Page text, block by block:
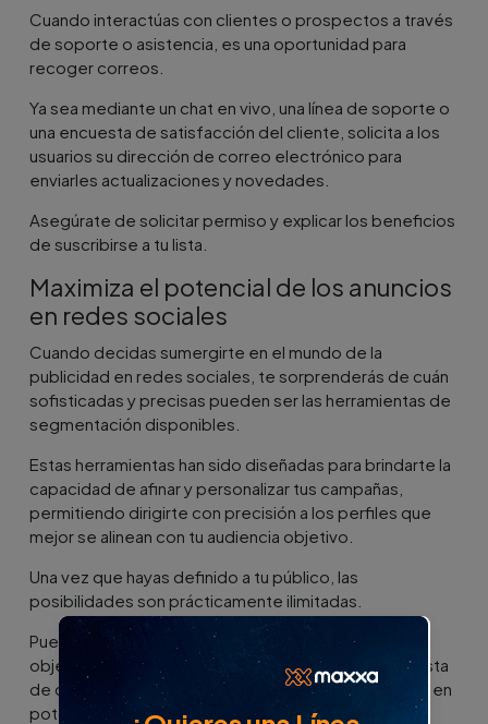
Cuando interactúas con clientes o prospectos a través
de soporte o asistencia, es una oportunidad para
recoger correos.
Ya sea mediante un chat en vivo, una línea de soporte o
una encuesta de satisfacción del cliente, solicita a los
usuarios su dirección de correo electrónico para
enviarles actualizaciones y novedades.
Asegúrate de solicitar permiso y explicar los beneficios
de suscribirse a tu lista.
Maximiza el potencial de los anuncios
en redes sociales
Cuando decidas sumergirte en el mundo de la
publicidad en redes sociales, te sorprenderás de cuán
sofisticadas y precisas pueden ser las herramientas de
segmentación disponibles.
Estas herramientas han sido diseñadas para brindarte la
capacidad de afinar y personalizar tus campañas,
permitiendo dirigirte con precisión a los perfiles que
mejor se alinean con tu audiencia objetivo.
Una vez que hayas definido a tu público, las
posibilidades son prácticamente ilimitadas.
Puedes diseñar campañas exclusivas con el principal
objetivo de motivar a los usuarios a suscribirse a tu lista
de correos electrónicos, convirtiendo a seguidores en
potenciales clientes leales.